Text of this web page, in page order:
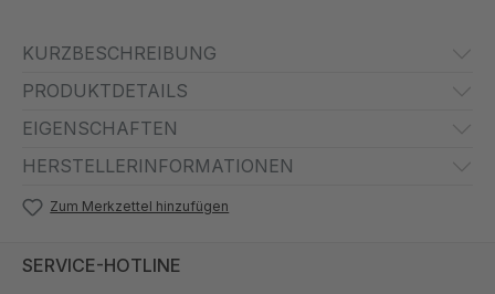
KURZBESCHREIBUNG
PRODUKTDETAILS
EIGENSCHAFTEN
HERSTELLERINFORMATIONEN
Zum Merkzettel hinzufügen
SERVICE-HOTLINE